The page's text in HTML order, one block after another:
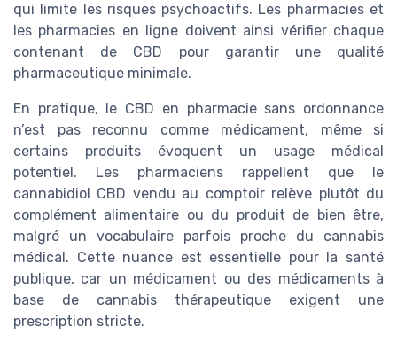
qui limite les risques psychoactifs. Les pharmacies et
les pharmacies en ligne doivent ainsi vérifier chaque
contenant de CBD pour garantir une qualité
pharmaceutique minimale.
En pratique, le CBD en pharmacie sans ordonnance
n’est pas reconnu comme médicament, même si
certains produits évoquent un usage médical
potentiel. Les pharmaciens rappellent que le
cannabidiol CBD vendu au comptoir relève plutôt du
complément alimentaire ou du produit de bien être,
malgré un vocabulaire parfois proche du cannabis
médical. Cette nuance est essentielle pour la santé
publique, car un médicament ou des médicaments à
base de cannabis thérapeutique exigent une
prescription stricte.